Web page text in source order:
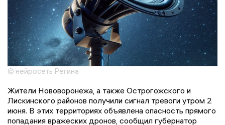
© нейросеть Регина
Жители Нововоронежа, а также Острогожского и
Лискинского районов получили сигнал тревоги утром 2
июня. В этих территориях объявлена опасность прямого
попадания вражеских дронов, сообщил губернатор